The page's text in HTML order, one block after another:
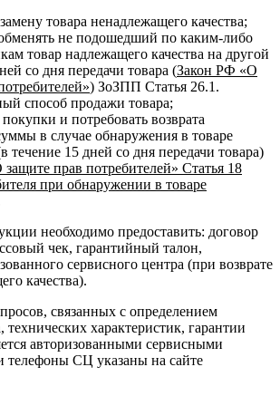
товара ненадлежащего качества;
не подошедший по каким-либо
товар надлежащего качества на другой
со дня передачи товара (Закон РФ «О
) ЗоЗПП Статья 26.1.
способ продажи товара;
покупки и потребовать возврата
в случае обнаружения в товаре
течение 15 дней со дня передачи товара)
прав потребителей» Статья 18
при обнаружении в товаре
необходимо предоставить: договор
чек, гарантийный талон,
сервисного центра (при возврате
качества).
связанных с определением
технических характеристик, гарантии
авторизованными сервисными
телефоны СЦ указаны на сайте